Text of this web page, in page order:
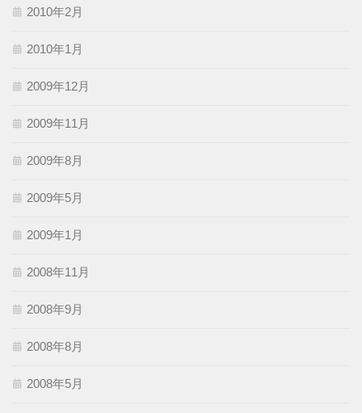
2010年2月
2010年1月
2009年12月
2009年11月
2009年8月
2009年5月
2009年1月
2008年11月
2008年9月
2008年8月
2008年5月